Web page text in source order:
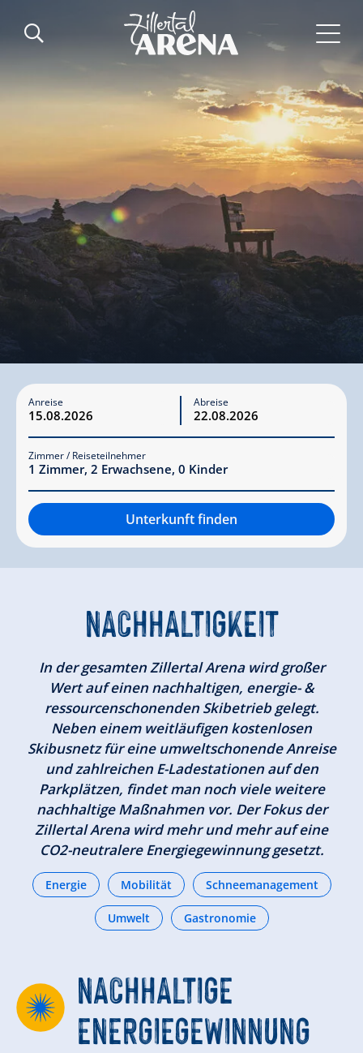
Anreise Abreise
Zimmer / Reiseteilnehmer
1 Zimmer, 2 Erwachsene, 0 Kinder
Unterkunft finden
NACHHALTIGKEIT
In der gesamten Zillertal Arena wird großer
Wert auf einen nachhaltigen, energie- &
ressourcenschonenden Skibetrieb gelegt.
Neben einem weitläufigen kostenlosen
Skibusnetz für eine umweltschonende Anreise
und zahlreichen E-Ladestationen auf den
Parkplätzen, findet man noch viele weitere
nachhaltige Maßnahmen vor. Der Fokus der
Zillertal Arena wird mehr und mehr auf eine
CO2-neutralere Energiegewinnung gesetzt.
Energie Mobilität Schneemanagement
Umwelt Gastronomie
NACHHALTIGE
ENERGIEGEWINNUNG